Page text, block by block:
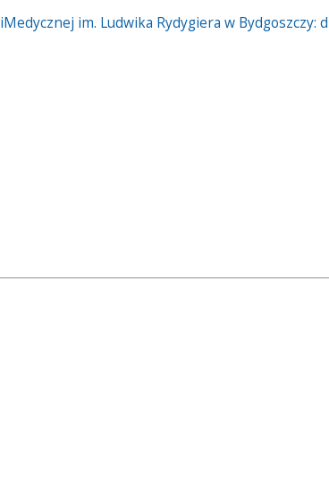
im. Ludwika Rydygiera w Bydgoszczy: